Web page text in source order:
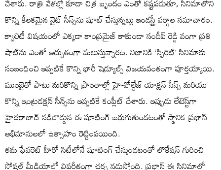
కొన్ని కీలకమైన నైట్ సీన్స్‌ను షూట్ చేస్తున్నట్లు ఇండస్ట్రీ వర్గాల సమాచారం.
క్వాలిటీ విషయంలో ఎక్కడా కాంప్రమైజ్ కాకుండా సందీప్ రెడ్డి వంగా ప్రతి
షాట్‌ను ఎంతో అద్భుతంగా మలుస్తున్నారట. నిజానికి ‘స్పిరిట్’ సినిమాకు
సంబంధించి ఇప్పటికే కొన్ని భారీ షెడ్యూల్స్ విజయవంతంగా పూర్తయ్యాయి.
ముంబైతో పాటు మరికొన్ని ప్రాంతాల్లో హై-వోల్టేజ్ యాక్షన్ సీన్స్ మరియు
కొన్ని ఇంట్రడక్షన్ సీన్స్‌ను ఇప్పటికే కంప్లీట్ చేశారు. ఇప్పుడు లేటెస్ట్‌గా
హైదరాబాద్ నడిబొడ్డున ఈ షూటింగ్ జరుగుతుండటంతో స్థానిక ప్రభాస్
అభిమానులలో ఉత్సాహం రెట్టింపయింది.
తమ ఫేవరెట్ హీరో సిటీలోనే షూటింగ్ చేస్తుండటంతో లొకేషన్ గురించి
సోషల్ మీడియాలో విపరీతంగా చర్చ నడుస్తోంది. ప్రభాస్ ఈ సినిమాలో